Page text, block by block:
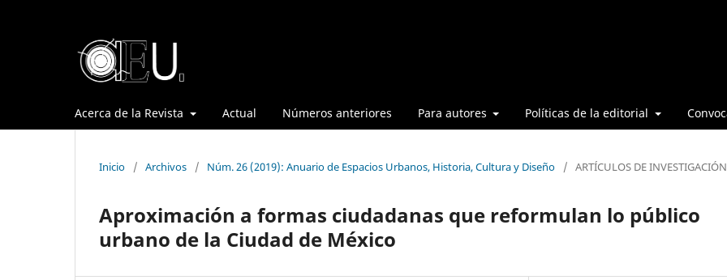
Acerca de la Revista Actual Números anteriores Para autores Políticas de la editorial
Inicio / Archivos / Núm. 26 (2019): Anuario de Espacios Urbanos, Historia, Cultura y Diseño / ARTÍCULOS DE INVESTIGACIÓN
Aproximación a formas ciudadanas que reformulan lo público
urbano de la Ciudad de México